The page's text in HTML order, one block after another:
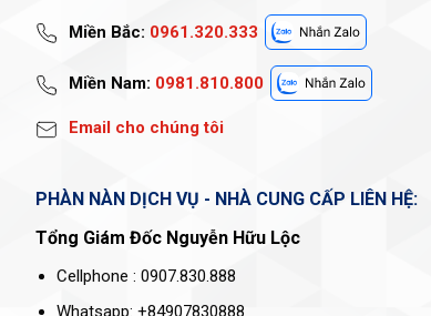
Miền Bắc: 0961.320.333
Miền Nam: 0981.810.800
Email cho chúng tôi
PHÀN NÀN DỊCH VỤ - NHÀ CUNG CẤP LIÊN HỆ:
Tổng Giám Đốc Nguyễn Hữu Lộc
Cellphone : 0907.830.888
Whatsapp: +84907830888